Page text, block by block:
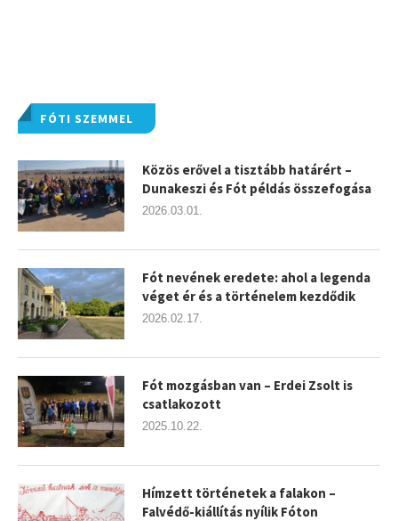
FÓTI SZEMMEL
Közös erővel a tisztább határért –
Dunakeszi és Fót példás összefogása
2026.03.01.
Fót nevének eredete: ahol a legenda
véget ér és a történelem kezdődik
2026.02.17.
Fót mozgásban van – Erdei Zsolt is
csatlakozott
2025.10.22.
Hímzett történetek a falakon –
Falvédő-kiállítás nyílik Fóton